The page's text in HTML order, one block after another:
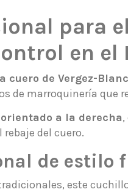
para
en el
cuero de Vergez-
de marroquinería que
a la derecha
del cuero.
de estilo
este